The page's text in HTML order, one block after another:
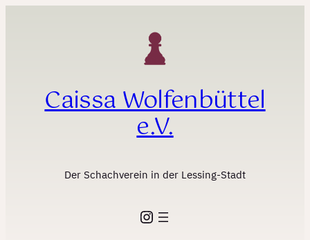
Caissa Wolfenbüttel
e.V.
Der Schachverein in der Lessing-Stadt
Instagram